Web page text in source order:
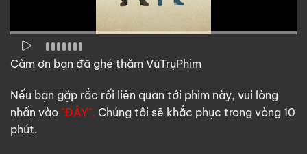
Cảm ơn bạn đã ghé thăm VũTrụPhim
Nếu bạn gặp rắc rối liên quan tới phim này, vui lòng
nhấn vào "ĐÂY". Chúng tôi sẽ khắc phục trong vòng 10
phút.